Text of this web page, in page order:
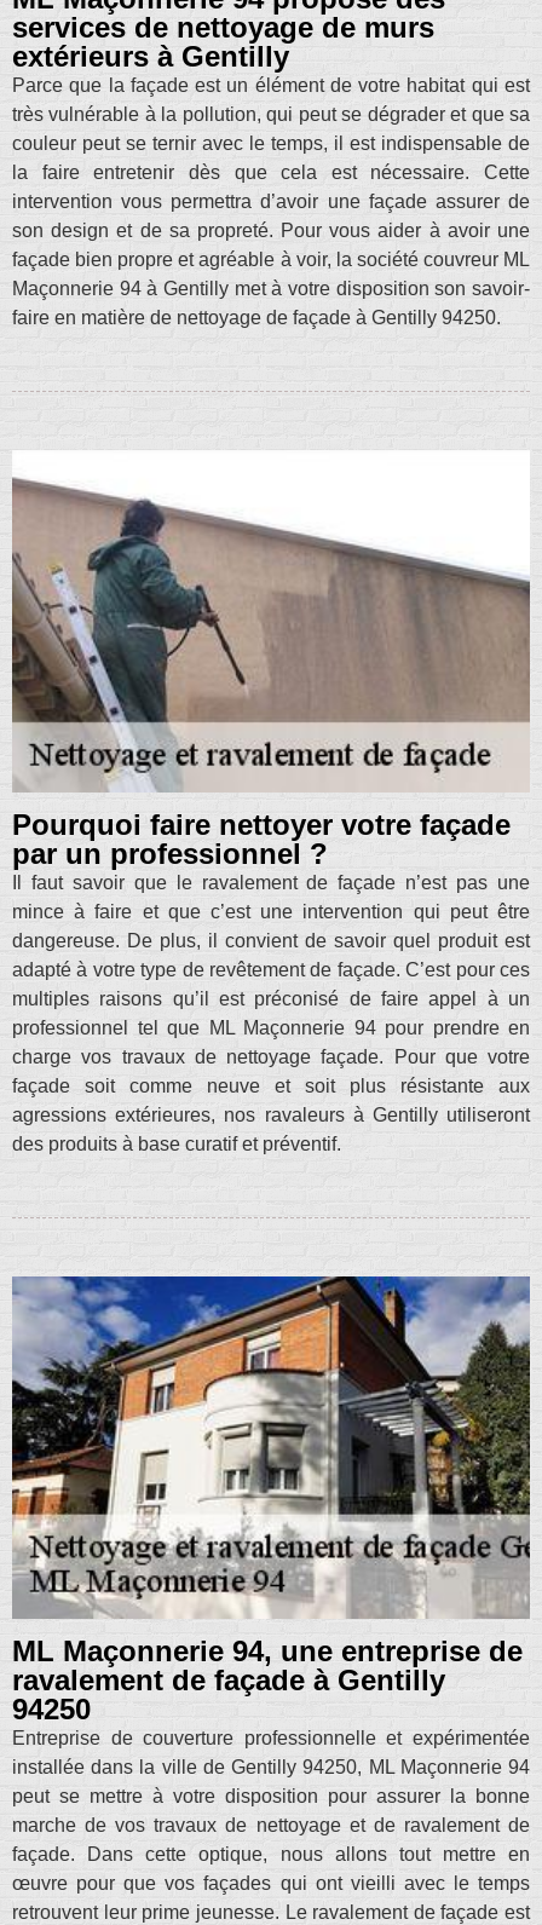
services de nettoyage de murs
extérieurs à Gentilly
Parce que la façade est un élément de votre habitat qui est
très vulnérable à la pollution, qui peut se dégrader et que sa
couleur peut se ternir avec le temps, il est indispensable de
la faire entretenir dès que cela est nécessaire. Cette
intervention vous permettra d’avoir une façade assurer de
son design et de sa propreté. Pour vous aider à avoir une
façade bien propre et agréable à voir, la société couvreur ML
Maçonnerie 94 à Gentilly met à votre disposition son savoir-
faire en matière de nettoyage de façade à Gentilly 94250.
Pourquoi faire nettoyer votre façade
par un professionnel ?
Il faut savoir que le ravalement de façade n’est pas une
mince à faire et que c’est une intervention qui peut être
dangereuse. De plus, il convient de savoir quel produit est
adapté à votre type de revêtement de façade. C’est pour ces
multiples raisons qu’il est préconisé de faire appel à un
professionnel tel que ML Maçonnerie 94 pour prendre en
charge vos travaux de nettoyage façade. Pour que votre
façade soit comme neuve et soit plus résistante aux
agressions extérieures, nos ravaleurs à Gentilly utiliseront
des produits à base curatif et préventif.
ML Maçonnerie 94, une entreprise de
ravalement de façade à Gentilly
94250
Entreprise de couverture professionnelle et expérimentée
installée dans la ville de Gentilly 94250, ML Maçonnerie 94
peut se mettre à votre disposition pour assurer la bonne
marche de vos travaux de nettoyage et de ravalement de
façade. Dans cette optique, nous allons tout mettre en
œuvre pour que vos façades qui ont vieilli avec le temps
retrouvent leur prime jeunesse. Le ravalement de façade est